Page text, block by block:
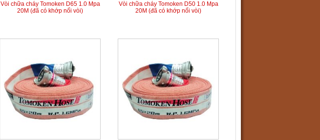
Vòi chữa cháy Tomoken D65 1.0 Mpa
20M (đã có khớp nối vòi)
Vòi chữa cháy Tomoken D50 1.0 Mpa
20M (đã có khớp nối vòi)